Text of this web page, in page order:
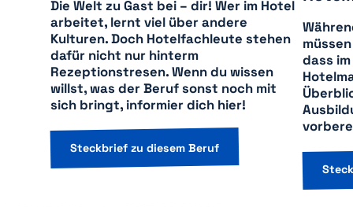
Die Welt zu Gast bei – dir! Wer im Hotel
arbeitet, lernt viel über andere
Kulturen. Doch Hotelfachleute stehen
dafür nicht nur hinterm
Rezeptionstresen. Wenn du wissen
willst, was der Beruf sonst noch mit
sich bringt, informier dich hier!
Steckbrief zu diesem Beruf
dass